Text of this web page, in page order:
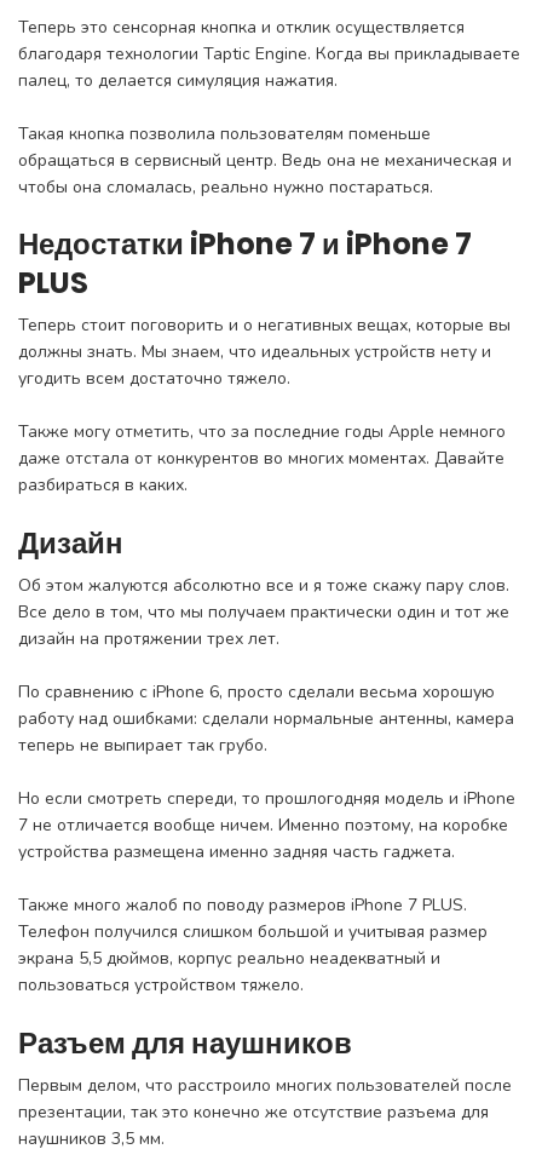
Теперь это сенсорная кнопка и отклик осуществляется
благодаря технологии Taptic Engine. Когда вы прикладываете
палец, то делается симуляция нажатия.
Такая кнопка позволила пользователям поменьше
обращаться в сервисный центр. Ведь она не механическая и
чтобы она сломалась, реально нужно постараться.
Недостатки iPhone 7 и iPhone 7
PLUS
Теперь стоит поговорить и о негативных вещах, которые вы
должны знать. Мы знаем, что идеальных устройств нету и
угодить всем достаточно тяжело.
Также могу отметить, что за последние годы Apple немного
даже отстала от конкурентов во многих моментах. Давайте
разбираться в каких.
Дизайн
Об этом жалуются абсолютно все и я тоже скажу пару слов.
Все дело в том, что мы получаем практически один и тот же
дизайн на протяжении трех лет.
По сравнению с iPhone 6, просто сделали весьма хорошую
работу над ошибками: сделали нормальные антенны, камера
теперь не выпирает так грубо.
Но если смотреть спереди, то прошлогодняя модель и iPhone
7 не отличается вообще ничем. Именно поэтому, на коробке
устройства размещена именно задняя часть гаджета.
Также много жалоб по поводу размеров iPhone 7 PLUS.
Телефон получился слишком большой и учитывая размер
экрана 5,5 дюймов, корпус реально неадекватный и
пользоваться устройством тяжело.
Разъем для наушников
Первым делом, что расстроило многих пользователей после
презентации, так это конечно же отсутствие разъема для
наушников 3,5 мм.